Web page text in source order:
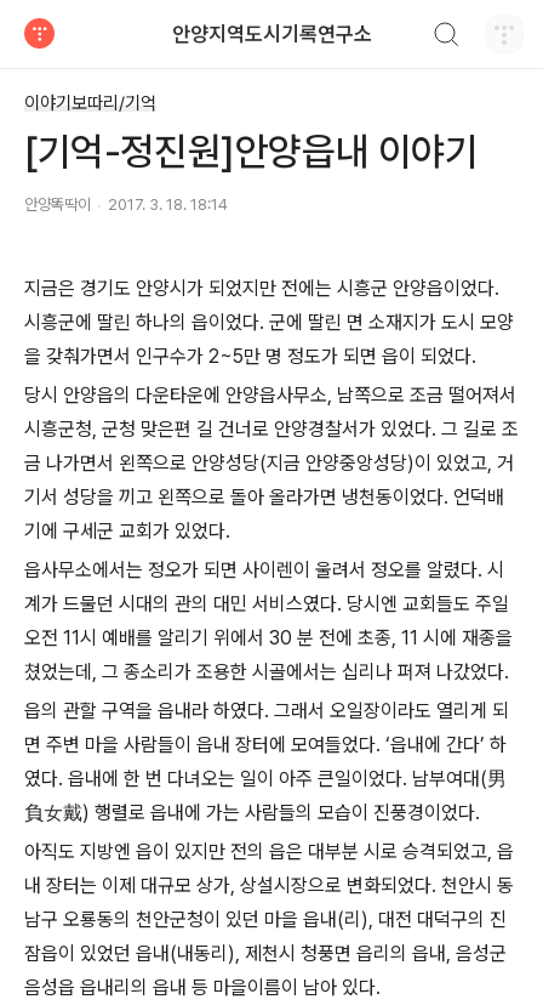
안양지역도시기록연구소
이야기보따리/기억
[기억-정진원]안양읍내 이야기
안양똑딱이 2017. 3. 18. 18:14
지금은 경기도 안양시가 되었지만 전에는 시흥군 안양읍이었다.
시흥군에 딸린 하나의 읍이었다. 군에 딸린 면 소재지가 도시 모양
을 갖춰가면서 인구수가 2~5만 명 정도가 되면 읍이 되었다.
당시 안양읍의 다운타운에 안양읍사무소, 남쪽으로 조금 떨어져서
시흥군청, 군청 맞은편 길 건너로 안양경찰서가 있었다. 그 길로 조
금 나가면서 왼쪽으로 안양성당(지금 안양중앙성당)이 있었고, 거
기서 성당을 끼고 왼쪽으로 돌아 올라가면 냉천동이었다. 언덕배
기에 구세군 교회가 있었다.
읍사무소에서는 정오가 되면 사이렌이 울려서 정오를 알렸다. 시
계가 드물던 시대의 관의 대민 서비스였다. 당시엔 교회들도 주일
오전 11시 예배를 알리기 위에서 30 분 전에 초종, 11 시에 재종을
쳤었는데, 그 종소리가 조용한 시골에서는 십리나 퍼져 나갔었다.
읍의 관할 구역을 읍내라 하였다. 그래서 오일장이라도 열리게 되
면 주변 마을 사람들이 읍내 장터에 모여들었다. ‘읍내에 간다’ 하
였다. 읍내에 한 번 다녀오는 일이 아주 큰일이었다. 남부여대(男
負女戴) 행렬로 읍내에 가는 사람들의 모습이 진풍경이었다.
아직도 지방엔 읍이 있지만 전의 읍은 대부분 시로 승격되었고, 읍
내 장터는 이제 대규모 상가, 상설시장으로 변화되었다. 천안시 동
남구 오룡동의 천안군청이 있던 마을 읍내(리), 대전 대덕구의 진
잠읍이 있었던 읍내(내동리), 제천시 청풍면 읍리의 읍내, 음성군
음성읍 읍내리의 읍내 등 마을이름이 남아 있다.